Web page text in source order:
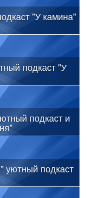
"У камина"
подкаст "У
подкаст и
уютный подкаст